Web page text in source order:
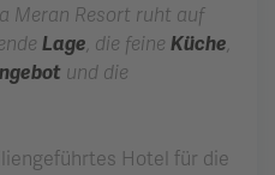
Meran Resort ruht auf
Lage, die feine Küche,
und die
Hotel für die